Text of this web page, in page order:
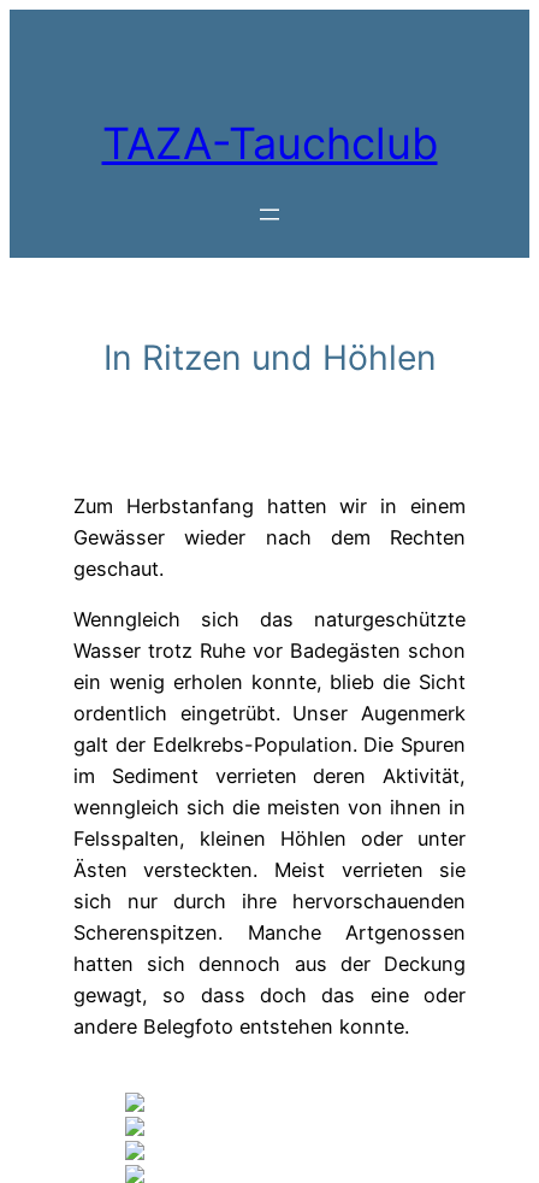
TAZA-Tauchclub
In Ritzen und Höhlen
Zum Herbstanfang hatten wir in einem
Gewässer wieder nach dem Rechten
geschaut.
Wenngleich sich das naturgeschützte
Wasser trotz Ruhe vor Badegästen schon
ein wenig erholen konnte, blieb die Sicht
ordentlich eingetrübt. Unser Augenmerk
galt der Edelkrebs-Population. Die Spuren
im Sediment verrieten deren Aktivität,
wenngleich sich die meisten von ihnen in
Felsspalten, kleinen Höhlen oder unter
Ästen versteckten. Meist verrieten sie
sich nur durch ihre hervorschauenden
Scherenspitzen. Manche Artgenossen
hatten sich dennoch aus der Deckung
gewagt, so dass doch das eine oder
andere Belegfoto entstehen konnte.